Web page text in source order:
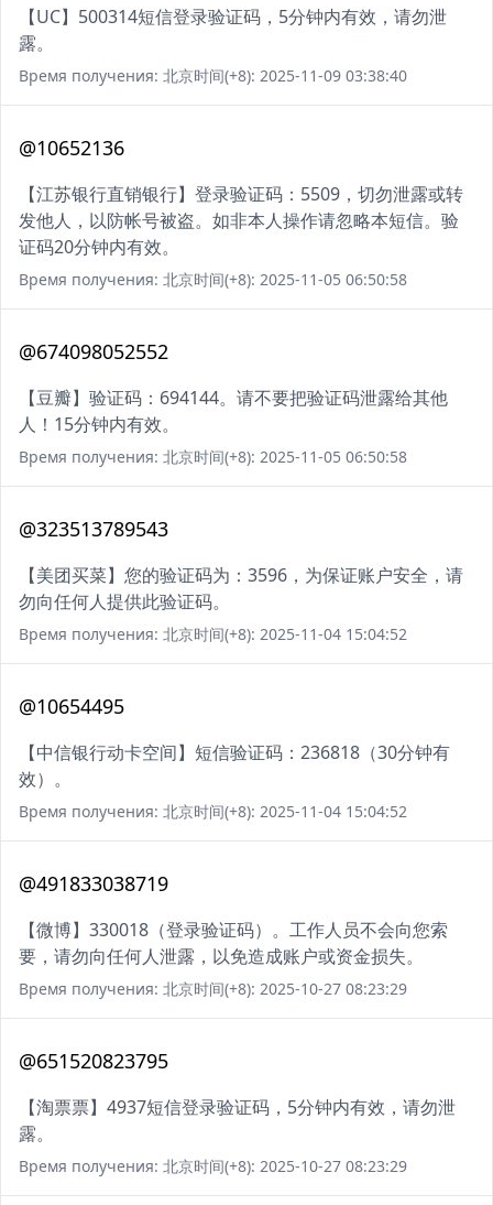
【UC】500314短信登录验证码，5分钟内有效，请勿泄
露。
Время получения: 北京时间(+8): 2025-11-09 03:38:40
@10652136
【江苏银行直销银行】登录验证码：5509，切勿泄露或转
发他人，以防帐号被盗。如非本人操作请忽略本短信。验
证码20分钟内有效。
Время получения: 北京时间(+8): 2025-11-05 06:50:58
@674098052552
【豆瓣】验证码：694144。请不要把验证码泄露给其他
人！15分钟内有效。
Время получения: 北京时间(+8): 2025-11-05 06:50:58
@323513789543
【美团买菜】您的验证码为：3596，为保证账户安全，请
勿向任何人提供此验证码。
Время получения: 北京时间(+8): 2025-11-04 15:04:52
@10654495
【中信银行动卡空间】短信验证码：236818（30分钟有
效）。
Время получения: 北京时间(+8): 2025-11-04 15:04:52
@491833038719
【微博】330018（登录验证码）。工作人员不会向您索
要，请勿向任何人泄露，以免造成账户或资金损失。
Время получения: 北京时间(+8): 2025-10-27 08:23:29
@651520823795
【淘票票】4937短信登录验证码，5分钟内有效，请勿泄
露。
Время получения: 北京时间(+8): 2025-10-27 08:23:29